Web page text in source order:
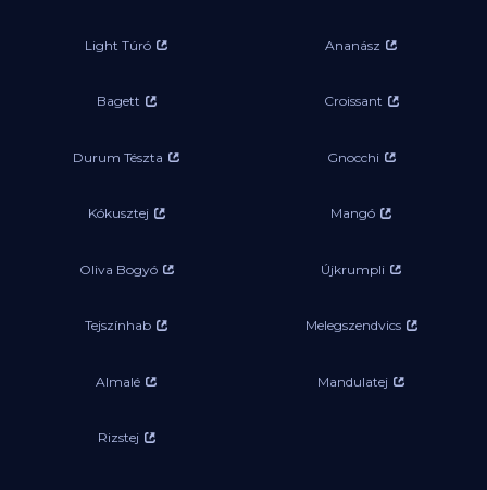
Light Túró Ananász
Bagett Croissant
Durum Tészta Gnocchi
Kókusztej Mangó
Oliva Bogyó Újkrumpli
Tejszínhab Melegszendvics
Almalé Mandulatej
Rizstej